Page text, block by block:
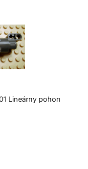
Lineárny pohon